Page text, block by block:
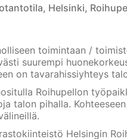
Helsinki,
toimintaan /
suurempi
on tavarahissiyhteys
Roihupellon
talon pihalla.
Helsingin